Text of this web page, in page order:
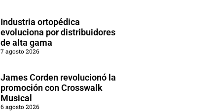
Industria ortopédica
evoluciona por distribuidores
de alta gama
7 agosto 2026
James Corden revolucionó la
promoción con Crosswalk
Musical
6 agosto 2026